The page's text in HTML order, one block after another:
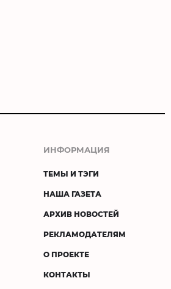
ИНФОРМАЦИЯ
ТЕМЫ И ТЭГИ
НАША ГАЗЕТА
АРХИВ НОВОСТЕЙ
РЕКЛАМОДАТЕЛЯМ
О ПРОЕКТЕ
КОНТАКТЫ